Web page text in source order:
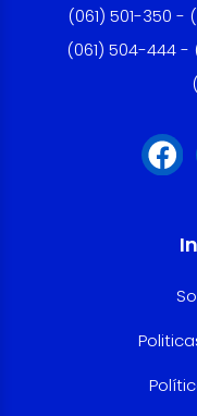
(061) 501-350 -
(061) 504-444 -